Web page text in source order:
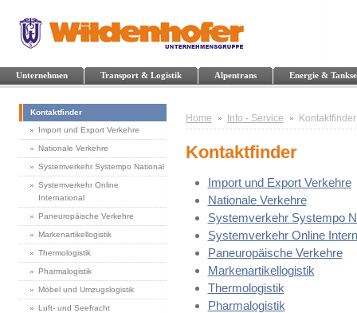
Unternehmen Transport & Logistik Alpentrans Energie &
Kontaktfinder
Import und Export Verkehre
Nationale Verkehre
Systemverkehr Systempo National
Systemverkehr Online
International
Paneuropäische Verkehre
Markenartikellogistik
Thermologistik
Pharmalogistik
Möbel und Umzugslogistik
Luft- und Seefracht
Home Info - Service Kontaktfinder
Kontaktfinder
Import und Export Verkehre
Nationale Verkehre
Systemverkehr Systempo
Systemverkehr Online
Paneuropäische Verkehre
Markenartikellogistik
Thermologistik
Pharmalogistik